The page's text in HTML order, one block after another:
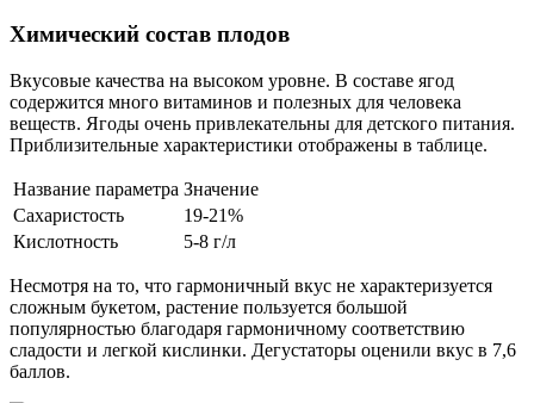
Химический состав плодов
Вкусовые качества на высоком уровне. В составе ягод
содержится много витаминов и полезных для человека
веществ. Ягоды очень привлекательны для детского питания.
Приблизительные характеристики отображены в таблице.
Название параметра Значение
Сахаристость
19-21%
Кислотность
5-8 г/л
Несмотря на то, что гармоничный вкус не характеризуется
сложным букетом, растение пользуется большой
популярностью благодаря гармоничному соответствию
сладости и легкой кислинки. Дегустаторы оценили вкус в 7,6
баллов.